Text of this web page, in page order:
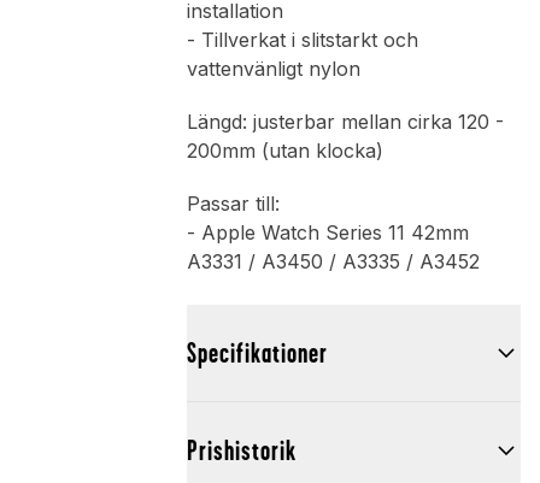
installation
- Tillverkat i slitstarkt och
vattenvänligt nylon
Längd: justerbar mellan cirka 120 -
200mm (utan klocka)
Passar till:
- Apple Watch Series 11 42mm
A3331 / A3450 / A3335 / A3452
Specifikationer
Prishistorik